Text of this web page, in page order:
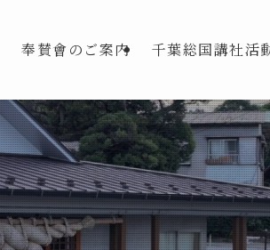
奉賛會のご案内 千葉総国講社活